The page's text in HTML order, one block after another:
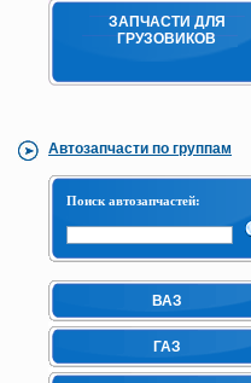
ЗАПЧАСТИ ДЛЯ
ГРУЗОВИКОВ
Автозапчасти по группам
Поиск автозапчастей:
ВАЗ
ГАЗ